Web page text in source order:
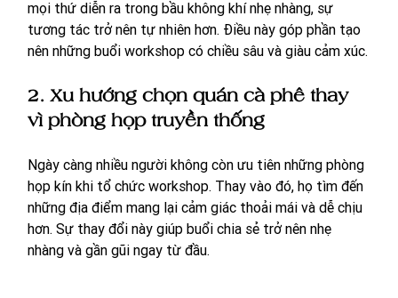
mọi thứ diễn ra trong bầu không khí nhẹ nhàng, sự
tương tác trở nên tự nhiên hơn. Điều này góp phần tạo
nên những buổi workshop có chiều sâu và giàu cảm xúc.
2. Xu hướng chọn quán cà phê thay
vì phòng họp truyền thống
Ngày càng nhiều người không còn ưu tiên những phòng
họp kín khi tổ chức workshop. Thay vào đó, họ tìm đến
những địa điểm mang lại cảm giác thoải mái và dễ chịu
hơn. Sự thay đổi này giúp buổi chia sẻ trở nên nhẹ
nhàng và gần gũi ngay từ đầu.